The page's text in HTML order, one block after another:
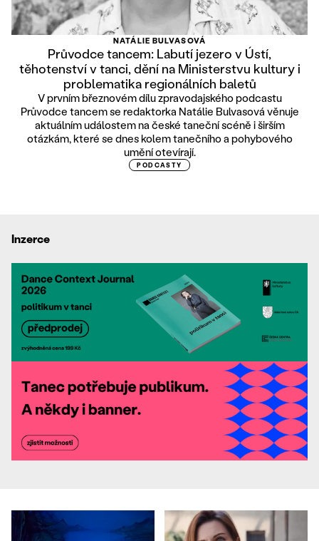
NATÁLIE BULVASOVÁ
Průvodce tancem: Labutí jezero v Ústí,
těhotenství v tanci, dění na Ministerstvu kultury i
problematika regionálních baletů
V prvním březnovém dílu zpravodajského podcastu
Průvodce tancem se redaktorka Natálie Bulvasová věnuje
aktuálním událostem na české taneční scéně i širším
otázkám, které se dnes kolem tanečního a pohybového
umění otevírají.
PODCASTY
Inzerce